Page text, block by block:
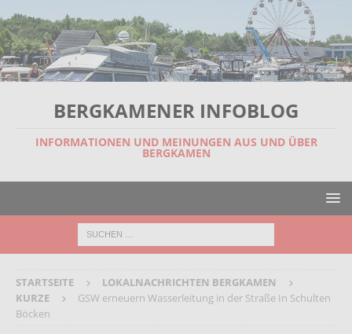
BERGKAMENER INFOBLOG
INFORMATIONEN UND MEINUNGEN AUS UND ÜBER
BERGKAMEN
STARTSEITE
LOKALNACHRICHTEN BERGKAMEN
KURZE
GSW erneuern Wasserleitung in der Straße In Schulten
Böcken